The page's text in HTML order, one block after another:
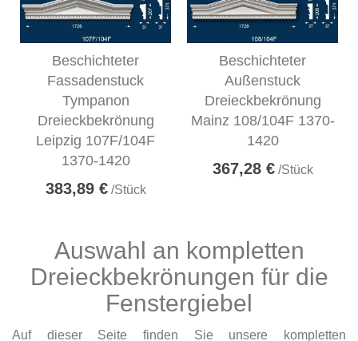
Beschichteter
Fassadenstuck
Tympanon
Dreieckbekrönung
Leipzig 107F/104F
1370-1420
383,89 €/Stück
Beschichteter
Außenstuck
Dreieckbekrönung
Mainz 108/104F 1370-
1420
367,28 €/Stück
Auswahl an kompletten
Dreieckbekrönungen für die
Fenstergiebel
Auf dieser Seite finden Sie unsere kompletten